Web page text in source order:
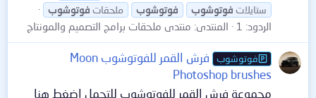
ستايلات فوتوشوب فوتوشوب ملحقات فوتوشوب
الردود: 1 المنتدى: منتدى ملحقات برامج التصميم والمونتاج
فوتوشوب
فرش القمر للفوتوشوب Moon
Photoshop brushes
مجموعة فرش القمر للفوتوشوب للتحمل اضغط هنا